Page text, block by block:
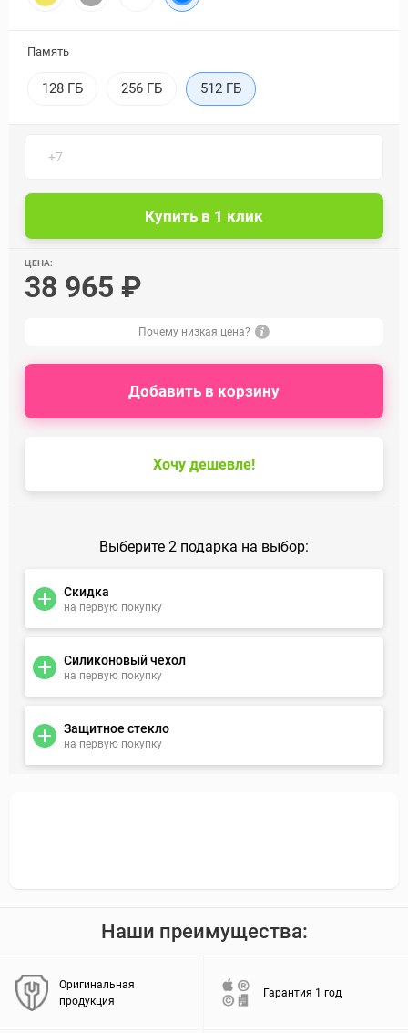
Память
128 ГБ 256 ГБ 512 ГБ
ЦЕНА:
38 965 ₽
Почему низкая цена?
Хочу дешевле!
Добавить в корзину
Выберите 2 подарка на выбор:
Скидка
на первую покупку
Силиконовый чехол
на первую покупку
Защитное стекло
на первую покупку
Наши преимущества:
Оригинальная
продукция
Гарантия 1 год